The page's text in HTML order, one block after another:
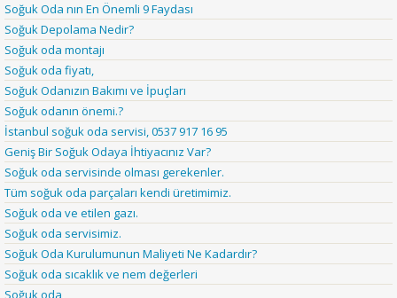
Soğuk Oda nın En Önemli 9 Faydası
Soğuk Depolama Nedir?
Soğuk oda montajı
Soğuk oda fiyatı,
Soğuk Odanızın Bakımı ve İpuçları
Soğuk odanın önemi.?
İstanbul soğuk oda servisi, 0537 917 16 95
Geniş Bir Soğuk Odaya İhtiyacınız Var?
Soğuk oda servisinde olması gerekenler.
Tüm soğuk oda parçaları kendi üretimimiz.
Soğuk oda ve etilen gazı.
Soğuk oda servisimiz.
Soğuk Oda Kurulumunun Maliyeti Ne Kadardır?
Soğuk oda sıcaklık ve nem değerleri
Soğuk oda,